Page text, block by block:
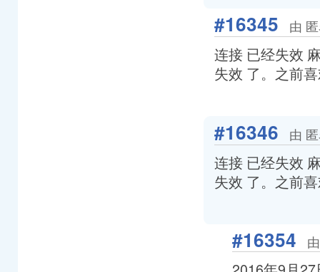
#16345 由
连接 已经失效
失效 了。之前
#16346 由
连接 已经失效
失效 了。之前
#16354